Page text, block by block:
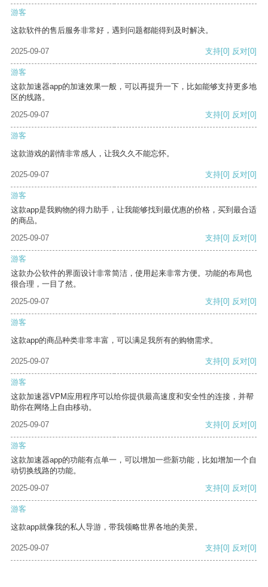
游客
这款软件的售后服务非常好，遇到问题都能得到及时解决。
2025-09-07 支持[0] 反对[0]
游客
这款加速器app的加速效果一般，可以再提升一下，比如能够支持更多地
区的线路。
2025-09-07
支持[0] 反对[0]
游客
这款游戏的剧情非常感人，让我久久不能忘怀。
2025-09-07 支持[0] 反对[0]
游客
这款app是我购物的得力助手，让我能够找到最优惠的价格，买到最合适
的商品。
2025-09-07
支持[0] 反对[0]
游客
这款办公软件的界面设计非常简洁，使用起来非常方便。功能的布局也
很合理，一目了然。
2025-09-07
支持[0] 反对[0]
游客
这款app的商品种类非常丰富，可以满足我所有的购物需求。
2025-09-07 支持[0] 反对[0]
游客
这款加速器VPM应用程序可以给你提供最高速度和安全性的连接，并帮
助你在网络上自由移动。
2025-09-07
支持[0] 反对[0]
游客
这款加速器app的功能有点单一，可以增加一些新功能，比如增加一个自
动切换线路的功能。
2025-09-07
支持[0] 反对[0]
游客
这款app就像我的私人导游，带我领略世界各地的美景。
2025-09-07 支持[0] 反对[0]